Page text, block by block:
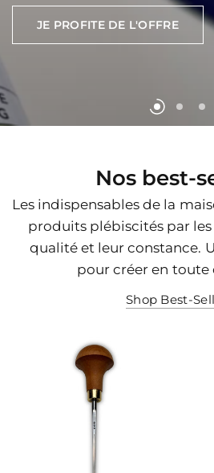
JE PROFITE DE L'OFFRE
Nos best-
Les indispensables de la
produits plébiscités par
qualité et leur constance.
pour créer en toute
Shop Best-